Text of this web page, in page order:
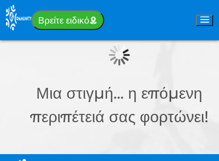
Βρείτε ειδικό
Μια στιγμή... η επόμενη
περιπέτειά σας φορτώνει!